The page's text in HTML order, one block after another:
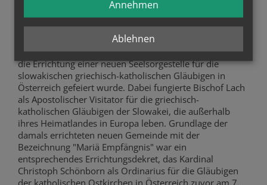
Der neue griechisch-katholische Bischof von Bratislava
hat auch Verbindungen zu Wien. Erst vor einem Jahr (27.
März) leitete Lach einen Gottesdienst in der griechisch-
katholischen Zentralpfarre St. Barbara in Wien, mit der
die Errichtung einer neuen Seelsorgestelle für die
slowakischen griechisch-katholischen Gläubigen in
Österreich gefeiert wurde. Dabei fungierte Bischof Lach
als Apostolischer Visitator für die griechisch-
katholischen Gläubigen der Slowakei, die außerhalb
ihres Heimatlandes in Europa leben. Grundlage der
damals errichteten neuen Gemeinde mit der
Bezeichnung "Mariä Empfängnis" war ein
entsprechendes Errichtungsdekret, das Kardinal
Christoph Schönborn als Ordinarius für die Gläubigen
der katholischen Ostkirchen in Österreich zuvor am 7.
Ablehnen
Annehmen